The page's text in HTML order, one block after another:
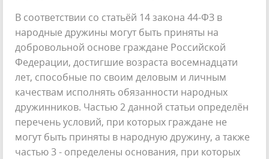
В соответствии со статьёй 14 закона 44-ФЗ в
народные дружины могут быть приняты на
добровольной основе граждане Российской
Федерации, достигшие возраста восемнадцати
лет, способные по своим деловым и личным
качествам исполнять обязанности народных
дружинников. Частью 2 данной статьи определён
перечень условий, при которых граждане не
могут быть приняты в народную дружину, а также
частью 3 - определены основания, при которых